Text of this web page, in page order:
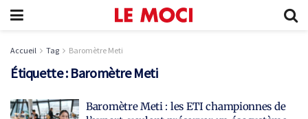
Accueil Tag Baromètre Meti
Étiquette : Baromètre Meti
Baromètre Meti : les ETI championnes de